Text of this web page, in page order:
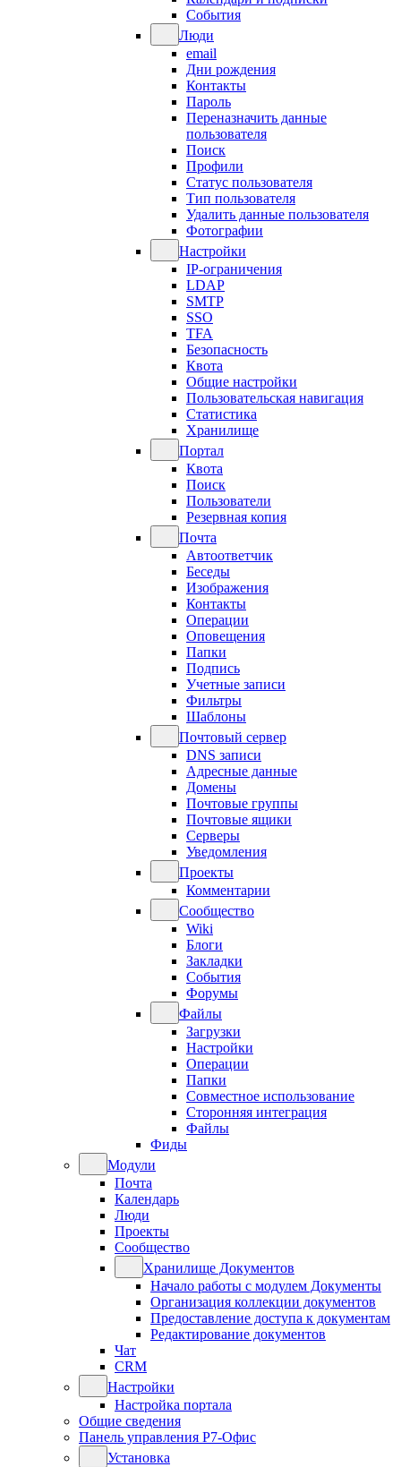
События
Люди
email
Дни рождения
Контакты
Пароль
Переназначить данные
пользователя
Поиск
Профили
Статус пользователя
Тип пользователя
Удалить данные пользователя
Фотографии
Настройки
IP-ограничения
LDAP
SMTP
SSO
TFA
Безопасность
Квота
Общие настройки
Пользовательская навигация
Статистика
Хранилище
Портал
Квота
Поиск
Пользователи
Резервная копия
Почта
Автоответчик
Беседы
Изображения
Контакты
Операции
Оповещения
Папки
Подпись
Учетные записи
Фильтры
Шаблоны
Почтовый сервер
DNS записи
Адресные данные
Домены
Почтовые группы
Почтовые ящики
Серверы
Уведомления
Проекты
Комментарии
Сообщество
Wiki
Блоги
Закладки
События
Форумы
Файлы
Загрузки
Настройки
Операции
Папки
Совместное использование
Сторонняя интеграция
Файлы
Фиды
Модули
Почта
Календарь
Люди
Проекты
Сообщество
Хранилище Документов
Начало работы с модулем Документы
Организация коллекции документов
Предоставление доступа к документам
Редактирование документов
Чат
CRM
Настройки
Настройка портала
Общие сведения
Панель управления Р7-Офис
Установка